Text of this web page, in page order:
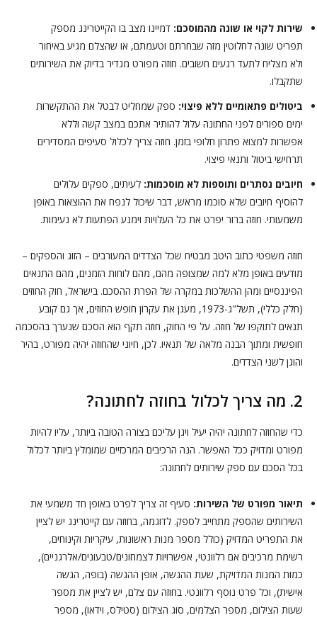
שירות לקוי או שונה מהמוסכם: דמיינו מצב בו הקייטרינג מספק
תפריט שונה לחלוטין מזה שבחרתם וטעמתם, או שהצלם מגיע באיחור
ולא מצליח לתעד רגעים חשובים. חוזה מפורט מגדיר בדיוק את השירותים
שתקבלו.
ביטולים פתאומיים ללא פיצוי: ספק שמחליט לבטל את ההתקשרות
ימים ספורים לפני החתונה עלול להותיר אתכם במצב קשה וללא
אפשרות למצוא פתרון חלופי בזמן. חוזה צריך לכלול סעיפים המסדירים
תרחישי ביטול ותנאי פיצוי.
חיובים נסתרים ותוספות לא מוסכמות: לעיתים, ספקים עלולים
להוסיף חיובים שלא סוכמו מראש, דבר שיכול לנפח את ההוצאות באופן
משמעותי. חוזה ברור יפרט את כל העלויות וימנע הפתעות לא נעימות.
חוזה משפטי כתוב היטב מבטיח שכל הצדדים המעורבים – הזוג והספקים –
מודעים באופן מלא למה שמצופה מהם, מהם לוחות הזמנים, מהם התנאים
הפיננסיים ומהן ההשלכות במקרה של הפרת ההסכם. בישראל, חוק החוזים
(חלק כללי), תשל"ג-1973, מעגן את עקרון חופש החוזים, אך גם קובע
תנאים לתוקפו של חוזה. על פי החוק, חוזה תקף הוא הסכם שנערך בהסכמה
חופשית ומתוך הבנה מלאה של תנאיו. לכן, חיוני שהחוזה יהיה מפורט, בהיר
והוגן לשני הצדדים.
2. מה צריך לכלול בחוזה לחתונה?
כדי שהחוזה לחתונה יהיה יעיל ויגן עליכם בצורה הטובה ביותר, עליו להיות
מפורט ומדויק ככל האפשר. הנה הרכיבים המרכזיים שמומלץ ביותר לכלול
בכל הסכם עם ספק שירותים לחתונה:
תיאור מפורט של השירות: סעיף זה צריך לפרט באופן חד משמעי את
השירותים שהספק מתחייב לספק. לדוגמה, בחוזה עם קייטרינג יש לציין
את התפריט המדויק (כולל מספר מנות ראשונות, עיקריות וקינוחים,
רשימת מרכיבים אם רלוונטי, אפשרויות לצמחונים/טבעונים/אלרגניים),
כמות המנות המדויקת, שעת ההגשה, אופן ההגשה (בופה, הגשה
אישית), וכל פרט נוסף רלוונטי. בחוזה עם צלם, יש לציין את מספר
שעות הצילום, מספר הצלמים, סוג הצילום (סטילס, וידאו), מספר